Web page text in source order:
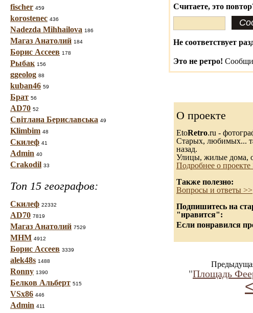
fischer 459
korostenec 436
Nadezda Mihhailova 186
Магаз Анатолий 184
Борис Ассеев 178
Рыбак 156
ggeolog 88
kuban46 59
Брат 56
AD70 52
Світлана Бериславська 49
Klimbim 48
Скилеф 41
Admin 40
Crakodil 33
Топ 15 географов:
Скилеф 22332
AD70 7819
Магаз Анатолий 7529
МНМ 4912
Борис Ассеев 3339
alek48s 1488
Ronny 1390
Белков Альберт 515
VSx86 446
Admin 411
Считаете, это
Не соответствует
Это не ретро!
О проекте
EtoRetro.ru -
Старых, любимых...
назад.
Улицы, жилые дома,
Подробнее о проекте
Также полезно:
Вопросы и ответы >>
Подпишитесь на
"нравится":
Если понравился
"Площадь